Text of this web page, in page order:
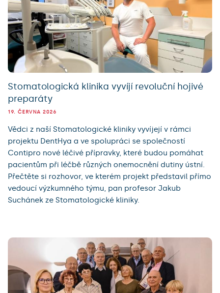
Stomatologická klinika vyvíjí revoluční hojivé
preparáty
19. ČERVNA 2026
Vědci z naší Stomatologické kliniky vyvíjejí v rámci
projektu DentHya a ve spolupráci se společností
Contipro nové léčivé přípravky, které budou pomáhat
pacientům při léčbě různých onemocnění dutiny ústní.
Přečtěte si rozhovor, ve kterém projekt představil přímo
vedoucí výzkumného týmu, pan profesor Jakub
Suchánek ze Stomatologické kliniky.